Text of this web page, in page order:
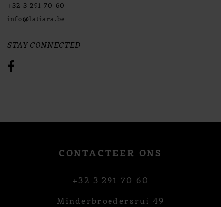
+32 3 291 70 60
info@latiara.be
STAY CONNECTED
CONTACTEER ONS
+32 3 291 70 60
Minderbroedersrui 49